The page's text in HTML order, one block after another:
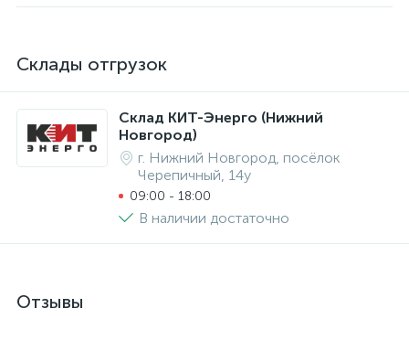
Склады отгрузок
Склад КИТ-Энерго (Нижний
Новгород)
г. Нижний Новгород, посёлок
Черепичный, 14у
09:00 - 18:00
В наличии достаточно
Отзывы